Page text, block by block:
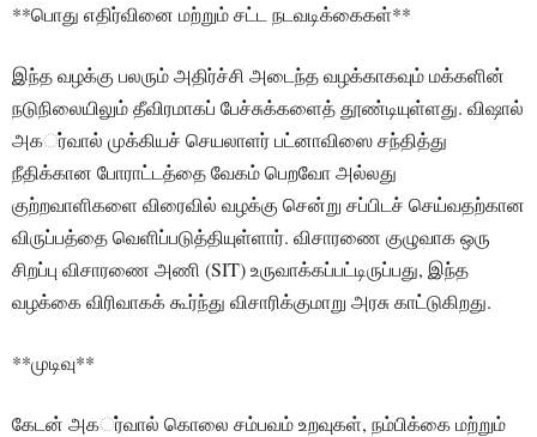
**பொது எதிர்வினை மற்றும் சட்ட நடவடிக்கைகள்**
இந்த வழக்கு பலரும் அதிர்ச்சி அடைந்த வழக்காகவும் மக்களின்
நடுநிலையிலும் தீவிரமாகப் பேச்சுக்களைத் தூண்டியுள்ளது. விஷால்
அகர்்வால் முக்கியச் செயலாளர் பட்னாவிஸை சந்தித்து
நீதிக்கான போராட்டத்தை வேகம் பெறவோ அல்லது
குற்றவாளிகளை விரைவில் வழக்கு சென்று சப்பிடச் செய்வதற்கான
விருப்பத்தை வெளிப்படுத்தியுள்ளார். விசாரணை குழுவாக ஒரு
சிறப்பு விசாரணை அணி (SIT) உருவாக்கப்பட்டிருப்பது, இந்த
வழக்கை விரிவாகக் கூர்ந்து விசாரிக்குமாறு அரசு காட்டுகிறது.
**முடிவு**
கேடன் அகர்்வால் கொலை சம்பவம் உறவுகள், நம்பிக்கை மற்றும்